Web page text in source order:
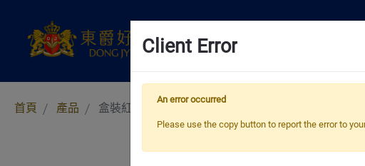
首頁 產品 盒裝紅茶系列
Client Error
An error occurred
Please use the copy button to report the error to